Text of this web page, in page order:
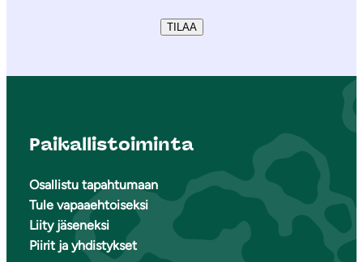
TILAA
Paikallistoiminta
Osallistu tapahtumaan
Tule vapaaehtoiseksi
Liity jäseneksi
Piirit ja yhdistykset